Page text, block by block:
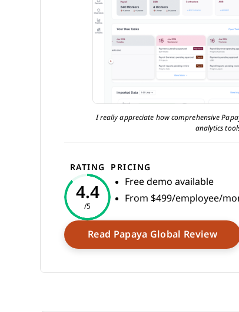
I really appreciate how comprehensive
analytics
RATING
4.4
/5
PRICING
Free demo available
From $499/employee/
Read Papaya Global Review